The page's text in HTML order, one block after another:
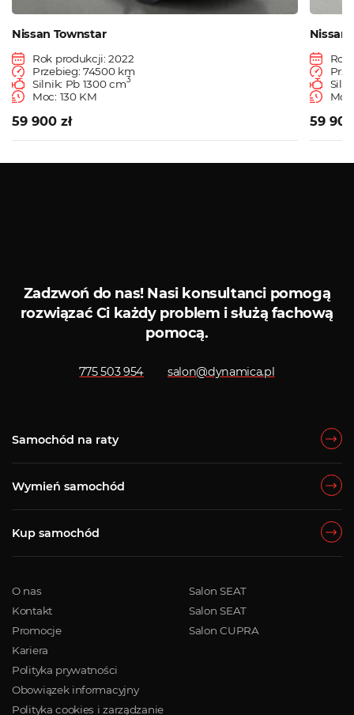
Nissan Townstar
Rok produkcji: 2022
Przebieg: 74500 km
Silnik: Pb 1300 cm3
Moc: 130 KM
59 900 zł
Nissan
Rok
59
Zadzwoń do nas!Nasi konsultanci pomogą
rozwiązać Ci każdy problem i służą fachową
pomocą.
775 503 954 salon@dynamica.pl
Samochód na raty
Wymień samochód
Kup samochód
O nas
Kontakt
Promocje
Kariera
Polityka prywatności
Obowiązek informacyjny
Polityka cookies i zarządzanie
Salon SEAT
Salon SEAT
Salon CUPRA